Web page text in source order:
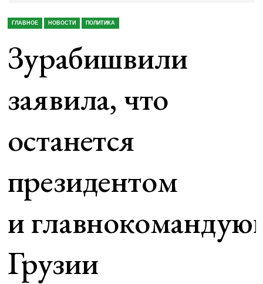
ГЛАВНОЕ НОВОСТИ ПОЛИТИКА
Зурабишвили
заявила, что
останется
президентом
и
Грузии